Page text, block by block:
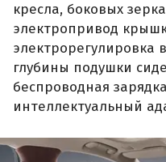
кресла, боковых
электропривод
электрорегулировка
глубины подушки
беспроводная
интеллектуальный